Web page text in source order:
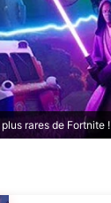
rares de Fortnite !